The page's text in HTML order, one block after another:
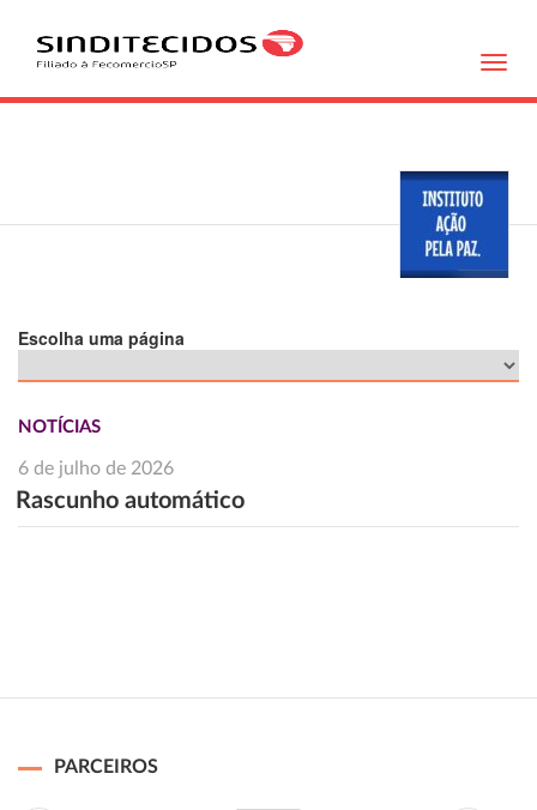
Escolha uma página
NOTÍCIAS
6 de julho de 2026
Rascunho automático
PARCEIROS